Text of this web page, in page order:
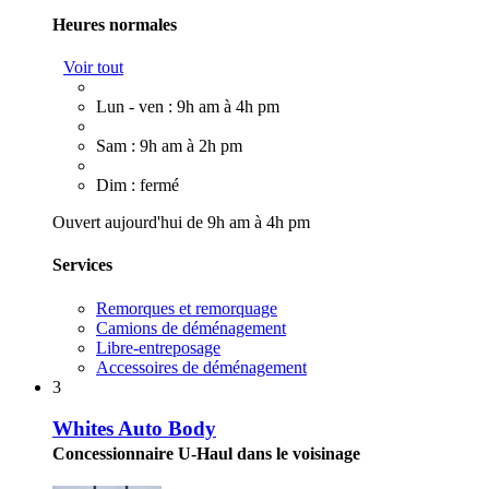
Heures normales
Voir tout
Lun - ven : 9h am à 4h pm
Sam : 9h am à 2h pm
Dim : fermé
Ouvert aujourd'hui de 9h am à 4h pm
Services
Remorques et remorquage
Camions de déménagement
Libre-entreposage
Accessoires de déménagement
3
Whites Auto Body
Concessionnaire U-Haul dans le voisinage